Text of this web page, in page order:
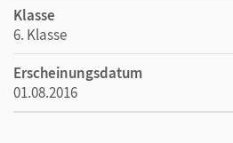
Klasse
6. Klasse
Erscheinungsdatum
01.08.2016